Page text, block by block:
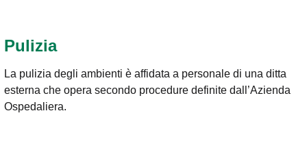
Pulizia
La pulizia degli ambienti è affidata a personale di una ditta
esterna che opera secondo procedure definite dall’Azienda
Ospedaliera.